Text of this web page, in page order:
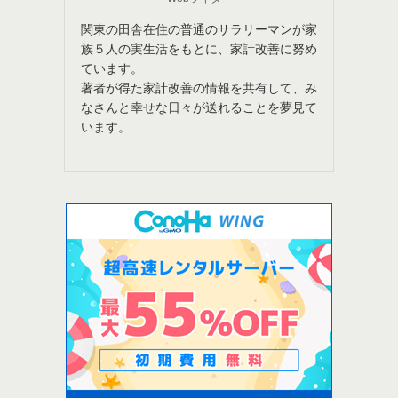
関東の田舎在住の普通のサラリーマンが家
族５人の実生活をもとに、家計改善に努め
ています。
著者が得た家計改善の情報を共有して、み
なさんと幸せな日々が送れることを夢見て
います。